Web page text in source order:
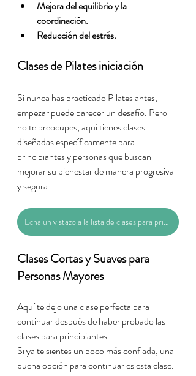
Mejora del equilibrio y la
coordinación.
Reducción del estrés.
Clases de Pilates iniciación
Si nunca has practicado Pilates antes,
empezar puede parecer un desafío. Pero
no te preocupes, aquí tienes clases
diseñadas específicamente para
principiantes y personas que buscan
mejorar su bienestar de manera progresiva
y segura.
Echa un vistazo a la lista de clases para principiantes.
Clases Cortas y Suaves para
Personas Mayores
Aquí te dejo una clase perfecta para
continuar después de haber probado las
clases para principiantes.
Si ya te sientes un poco más confiada, una
buena opción para continuar es esta clase.